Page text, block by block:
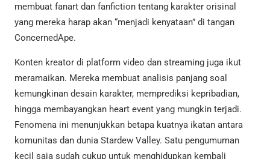
membuat fanart dan fanfiction tentang karakter orisinal
yang mereka harap akan “menjadi kenyataan” di tangan
ConcernedApe.
Konten kreator di platform video dan streaming juga ikut
meramaikan. Mereka membuat analisis panjang soal
kemungkinan desain karakter, memprediksi kepribadian,
hingga membayangkan heart event yang mungkin terjadi.
Fenomena ini menunjukkan betapa kuatnya ikatan antara
komunitas dan dunia Stardew Valley. Satu pengumuman
kecil saja sudah cukup untuk menghidupkan kembali